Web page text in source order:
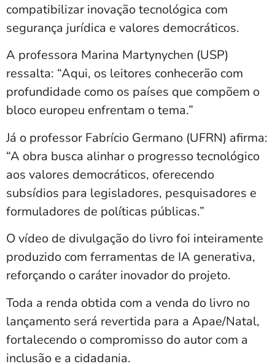
compatibilizar inovação tecnológica com
segurança jurídica e valores democráticos.
A professora Marina Martynychen (USP)
ressalta: “Aqui, os leitores conhecerão com
profundidade como os países que compõem o
bloco europeu enfrentam o tema.”
Já o professor Fabrício Germano (UFRN) afirma:
“A obra busca alinhar o progresso tecnológico
aos valores democráticos, oferecendo
subsídios para legisladores, pesquisadores e
formuladores de políticas públicas.”
O vídeo de divulgação do livro foi inteiramente
produzido com ferramentas de IA generativa,
reforçando o caráter inovador do projeto.
Toda a renda obtida com a venda do livro no
lançamento será revertida para a Apae/Natal,
fortalecendo o compromisso do autor com a
inclusão e a cidadania.